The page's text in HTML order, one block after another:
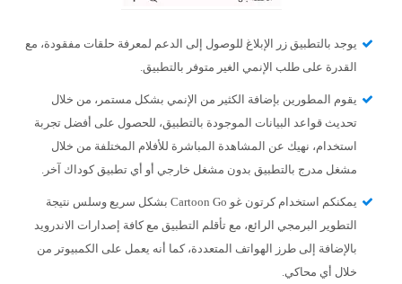
يوجد بالتطبيق زر الإبلاغ للوصول إلى الدعم لمعرفة حلقات مفقودة، مع
القدرة على طلب الإنمي الغير متوفر بالتطبيق.
يقوم المطورين بإضافة الكثير من الإنمي بشكل مستمر، من خلال
تحديث قواعد البيانات الموجودة بالتطبيق، للحصول على أفضل تجربة
استخدام، نهيك عن المشاهدة المباشرة للأفلام المختلفة من خلال
مشغل مدرج بالتطبيق بدون مشغل خارجي أو أي تطبيق كوداك آخر.
يمكنكم استخدام كرتون غو Cartoon Go بشكل سريع وسلس نتيجة
التطوير البرمجي الرائع، مع تأقلم التطبيق مع كافة إصدارات الاندرويد
بالإضافة إلى طرز الهواتف المتعددة، كما أنه يعمل على الكمبيوتر من
خلال أي محاكي.